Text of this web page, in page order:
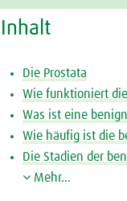
Inhalt
Die Prostata
Wie funktioniert
Was ist eine
Wie häufig ist die
Die Stadien der
Mehr...